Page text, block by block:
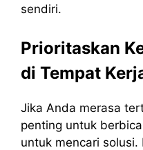
sendiri.
Prioritaskan
di Tempat
Jika Anda merasa
penting untuk
untuk mencari